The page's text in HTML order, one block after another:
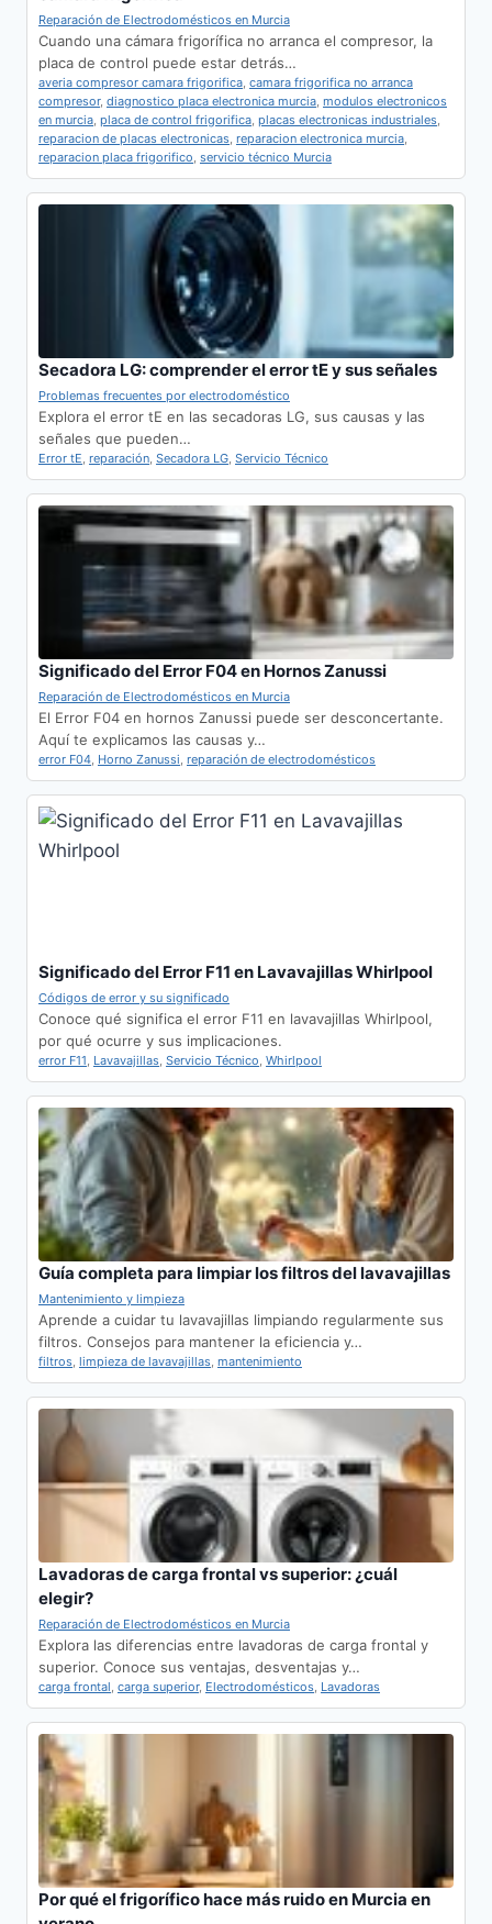
Reparación de Electrodomésticos en Murcia
Cuando una cámara frigorífica no arranca el compresor, la
placa de control puede estar detrás…
averia compresor camara frigorifica, camara frigorifica no arranca
compresor, diagnostico placa electronica murcia, modulos electronicos
en murcia, placa de control frigorifica, placas electronicas industriales,
reparacion de placas electronicas, reparacion electronica murcia,
reparacion placa frigorifico, servicio técnico Murcia
Secadora LG: comprender el error tE y sus señales
Problemas frecuentes por electrodoméstico
Explora el error tE en las secadoras LG, sus causas y las
señales que pueden…
Error tE, reparación, Secadora LG, Servicio Técnico
Significado del Error F04 en Hornos Zanussi
Reparación de Electrodomésticos en Murcia
El Error F04 en hornos Zanussi puede ser desconcertante.
Aquí te explicamos las causas y…
error F04, Horno Zanussi, reparación de electrodomésticos
Significado del Error F11 en Lavavajillas Whirlpool
Códigos de error y su significado
Conoce qué significa el error F11 en lavavajillas Whirlpool,
por qué ocurre y sus implicaciones.
error F11, Lavavajillas, Servicio Técnico, Whirlpool
Guía completa para limpiar los filtros del lavavajillas
Mantenimiento y limpieza
Aprende a cuidar tu lavavajillas limpiando regularmente sus
filtros. Consejos para mantener la eficiencia y…
filtros, limpieza de lavavajillas, mantenimiento
Lavadoras de carga frontal vs superior: ¿cuál
elegir?
Reparación de Electrodomésticos en Murcia
Explora las diferencias entre lavadoras de carga frontal y
superior. Conoce sus ventajas, desventajas y…
carga frontal, carga superior, Electrodomésticos, Lavadoras
Por qué el frigorífico hace más ruido en Murcia en